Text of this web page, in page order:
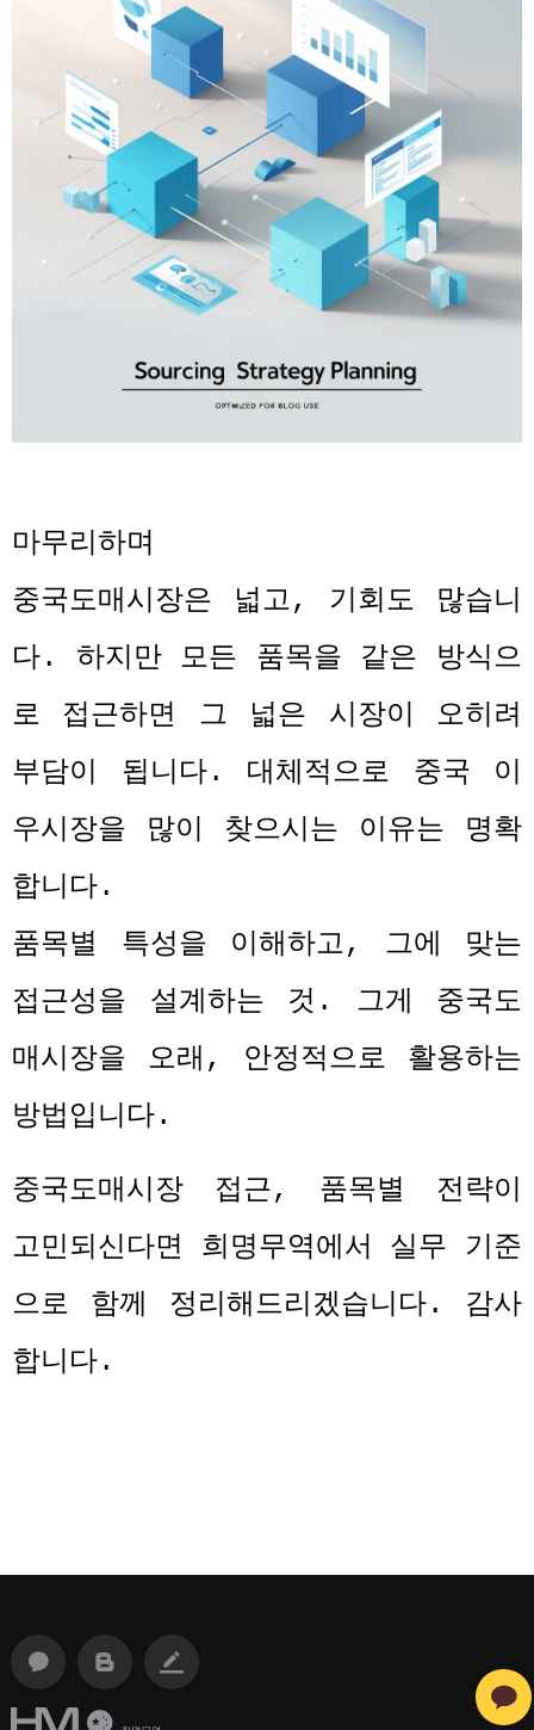
마무리하며
중국도매시장은 넓고, 기회도 많습니
다. 하지만 모든 품목을 같은 방식으
로 접근하면 그 넓은 시장이 오히려
부담이 됩니다. 대체적으로 중국 이
우시장을 많이 찾으시는 이유는 명확
합니다.
품목별 특성을 이해하고, 그에 맞는
접근성을 설계하는 것 . 그게 중국도
매시장을 오래 , 안정적으로 활용하는
방법입니다.
중국도매시장 접근, 품목별 전략이
고민되신다면 희명무역에서 실무 기준
으로 함께 정리해드리겠습니다. 감사
합니다.